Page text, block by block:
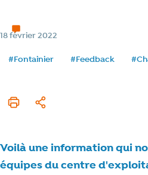
Catégorie
Date de publication
18 février 2022
Tags
#Fontainier #Feedback
Imprimer cet article
Partager
Voilà une information qui
équipes du centre